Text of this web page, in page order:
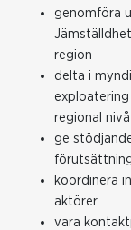
genomföra
region
delta i
regional nivå
ge
koordinera
aktörer
vara